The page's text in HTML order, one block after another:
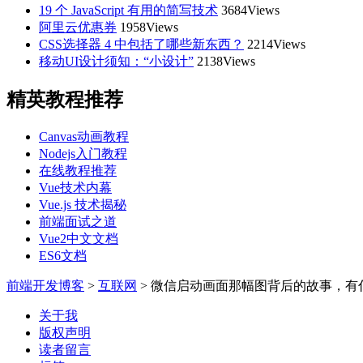
19 个 JavaScript 有用的简写技术 3684Views
阿里云优惠券 1958Views
CSS选择器 4 中包括了哪些新东西？ 2214Views
移动UI设计须知：“小设计” 2138Views
精英教程推荐
Canvas动画教程
Nodejs入门教程
在线教程推荐
Vue技术内幕
Vue.js 技术揭秘
前端面试之道
Vue2中文文档
ES6文档
前端开发博客 > 互联网 > 微信启动画面那幅图背后的故事，有
关于我
版权声明
读者留言